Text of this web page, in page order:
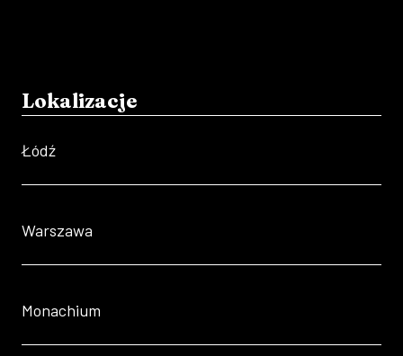
Lokalizacje
Łódź
Warszawa
Monachium